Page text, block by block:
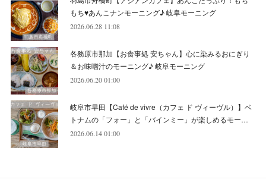
もち♥あんこナンモーニング♪ 岐阜モーニング
2026.06.28 11:08
各務原市那加【お食事処 安ちゃん】心に染みるおにぎり
＆お味噌汁のモーニング♪ 岐阜モーニング
2026.06.20 01:00
岐阜市早田【Café de vivre（カフェ ド ヴィーヴル）】ベ
トナムの「フォー」と「バインミー」が楽しめるモー…
2026.06.14 01:00